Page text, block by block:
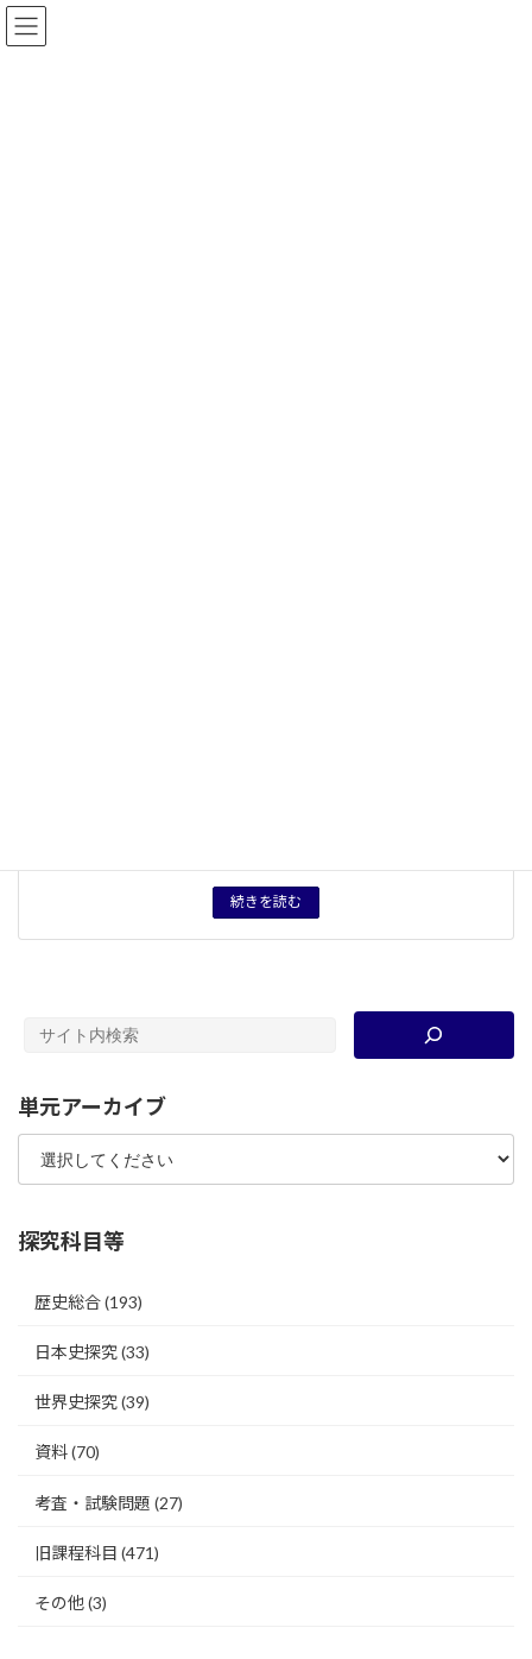
コ
ン
ナ
ビ
教材共有サイト2.0−高大連携歴史教育研究
続きを読む
単元アーカイブ
探究科目等
歴史総合(193)
日本史探究(33)
世界史探究(39)
資料(70)
考査・試験問題 (27)
旧課程科目 (471)
その他(3)